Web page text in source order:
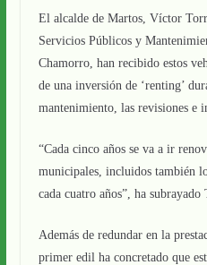
El alcalde de Martos, Víctor
Servicios Públicos y
Chamorro, han recibido estos
de una inversión de ‘renting’
mantenimiento, las revisiones e
“Cada cinco años se va a ir
municipales, incluidos también
cada cuatro años”, ha subrayado
Además de redundar en la
primer edil ha concretado que